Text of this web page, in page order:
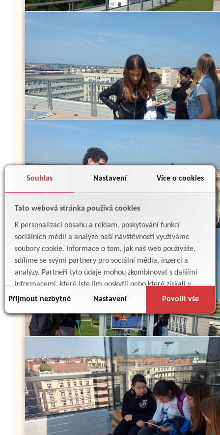
Souhlas Nastavení Více o cookies
Tato webová stránka používá cookies
K personalizaci obsahu a reklam, poskytování funkcí
sociálních médií a analýze naší návštěvnosti využíváme
soubory cookie. Informace o tom, jak náš web používáte,
sdílíme se svými partnery pro sociální média, inzerci a
analýzy. Partneři tyto údaje mohou zkombinovat s dalšími
informacemi, které jste jim poskytli nebo které získali v
důsledku toho, že používáte jejich služby.
Přijmout nezbytné Nastavení Povolit vše